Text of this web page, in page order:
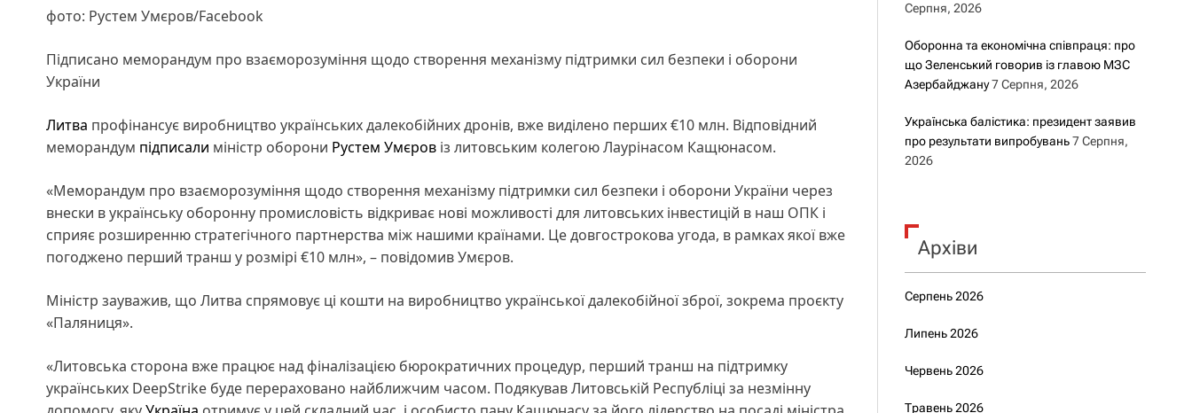
фото: Рустем Умєров/Facebook
Підписано меморандум про взаєморозуміння щодо створення механізму підтримки сил безпеки і оборони
України
Литва профінансує виробництво українських далекобійних дронів, вже виділено перших €10 млн. Відповідний
меморандум підписали міністр оборони Рустем Умєров із литовським колегою Лаурінасом Кащюнасом.
«Меморандум про взаєморозуміння щодо створення механізму підтримки сил безпеки і оборони України через
внески в українську оборонну промисловість відкриває нові можливості для литовських інвестицій в наш ОПК і
сприяє розширенню стратегічного партнерства між нашими країнами. Це довгострокова угода, в рамках якої вже
погоджено перший транш у розмірі €10 млн», – повідомив Умєров.
Міністр зауважив, що Литва спрямовує ці кошти на виробництво української далекобійної зброї, зокрема проєкту
«Паляниця».
«Литовська сторона вже працює над фіналізацією бюрократичних процедур, перший транш на підтримку
українських DeepStrike буде перераховано найближчим часом. Подякував Литовській Республіці за незмінну
Серпня, 2026
Оборонна та економічна співпраця: про
що Зеленський говорив із главою МЗС
Азербайджану 7 Серпня, 2026
Українська балістика: президент заявив
про результати випробувань 7 Серпня,
2026
Архіви
Серпень 2026
Липень 2026
Червень 2026
Травень 2026